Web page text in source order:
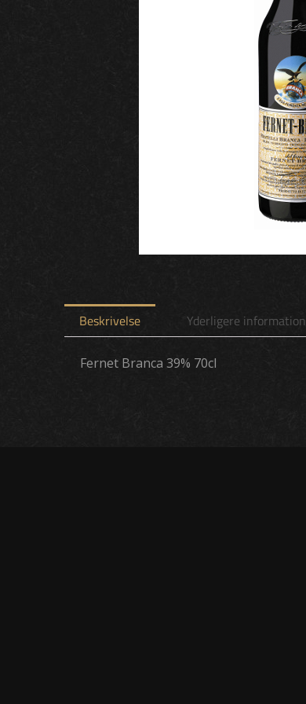
Beskrivelse Yderligere information
Fernet Branca 39% 70cl